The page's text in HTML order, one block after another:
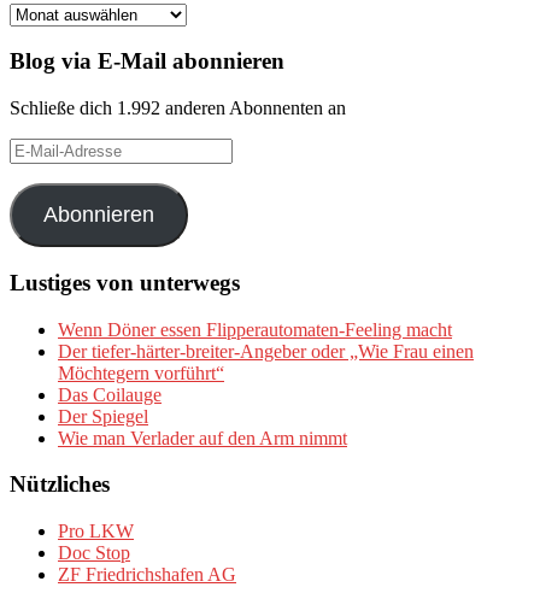
Archiv
Blog via E-Mail abonnieren
Schließe dich 1.992 anderen Abonnenten an
E-
Mail-
Adresse
Abonnieren
Lustiges von unterwegs
Wenn Döner essen Flipperautomaten-Feeling macht
Der tiefer-härter-breiter-Angeber oder „Wie Frau einen
Möchtegern vorführt“
Das Coilauge
Der Spiegel
Wie man Verlader auf den Arm nimmt
Nützliches
Pro LKW
Doc Stop
ZF Friedrichshafen AG